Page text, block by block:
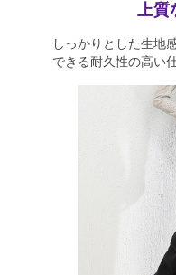
上質
しっかりとした生地
できる耐久性の高い